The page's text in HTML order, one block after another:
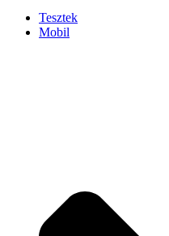
Tesztek
Mobil